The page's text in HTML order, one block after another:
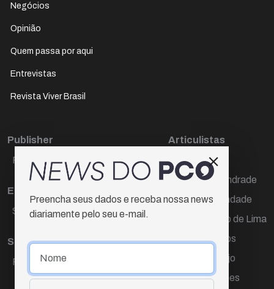
Negócios
Opinião
Quem passa por aqui
Entrevistas
Revista Viver Brasil
Publisher
Paulo Cesar de Oliveira
Editora Chefe
Sueli Cotta
Sub-editora
Raquel Ayres
Articulistas
Décio Freire
Dr Marcos Andrade
Hamilton Trindade
Igor Carvalho de Lima
Mario Campos
Renata Araújo
Wagner Gomes
Preencha seus dados e receba nossa news
diariamente pelo seu e-mail.